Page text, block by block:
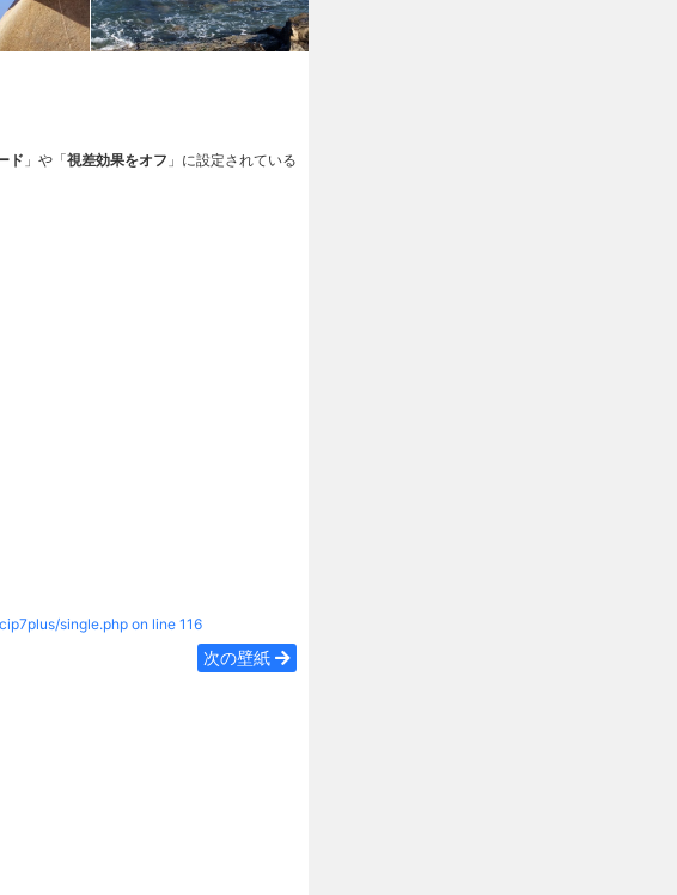
ド 」や「視差効果をオフ 」に設定されている
single.php on line 116
次の壁紙